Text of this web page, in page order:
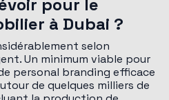
pour le
à Dubai ?
selon
Un minimum viable pour
personal branding efficace
de quelques milliers de